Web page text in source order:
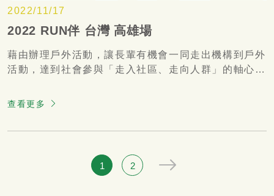
2022/11/17
2022 RUN伴 台灣 高雄場
藉由辦理戶外活動，讓長輩有機會一同走出機構到戶外
活動，達到社會參與「走入社區、走向人群」的軸心精
查看更多
1 2